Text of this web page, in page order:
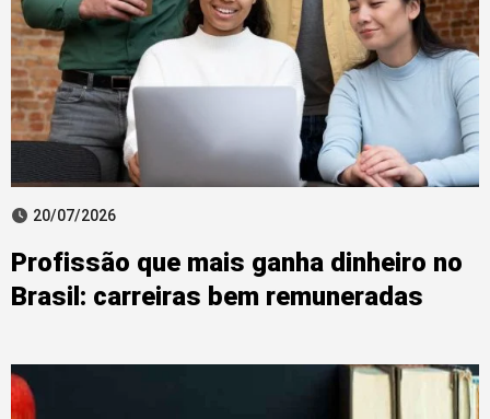
20/07/2026
Profissão que mais ganha dinheiro no
Brasil: carreiras bem remuneradas